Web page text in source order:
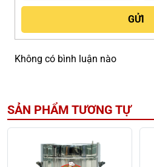
Không có bình luận nào
SẢN PHẨM TƯƠNG TỰ